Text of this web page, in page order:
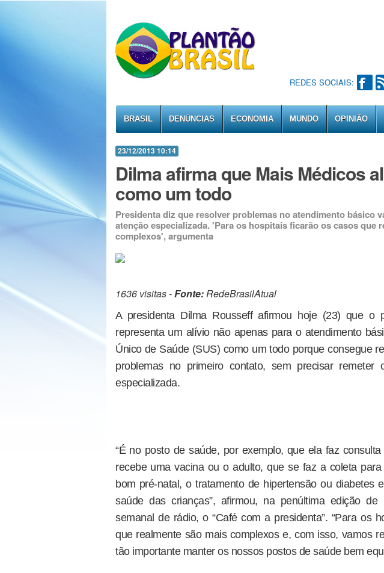
REDES SOCIAIS:
BRASIL DENÚNCIAS ECONOMIA MUNDO OPINIÃO
23/12/2013 10:14
Dilma afirma que Mais Médicos
como um todo
Presidenta diz que resolver problemas no atendimento básico
atenção especializada. 'Para os hospitais ficarão os casos que
complexos', argumenta
1636 visitas -Fonte:RedeBrasilAtual
A presidenta Dilma Rousseff afirmou hoje (23) que o
representa um alívio não apenas para o atendimento
Único de Saúde (SUS) como um todo porque consegue
problemas no primeiro contato, sem precisar remeter
especializada.
“É no posto de saúde, por exemplo, que ela faz
recebe uma vacina ou o adulto, que se faz a coleta
bom pré-natal, o tratamento de hipertensão ou diabetes
saúde das crianças”, afirmou, na penúltima edição
semanal de rádio, o “Café com a presidenta”. “Para os
que realmente são mais complexos e, com isso, vamos
tão importante manter os nossos postos de saúde bem